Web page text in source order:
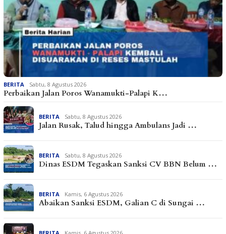
BERITA Sabtu, 8 Agustus 2026
Perbaikan Jalan Poros Wanamukti-Palapi K…
BERITA Sabtu, 8 Agustus 2026
Jalan Rusak, Talud hingga Ambulans Jadi …
BERITA Sabtu, 8 Agustus 2026
Dinas ESDM Tegaskan Sanksi CV BBN Belum …
BERITA Kamis, 6 Agustus 2026
Abaikan Sanksi ESDM, Galian C di Sungai …